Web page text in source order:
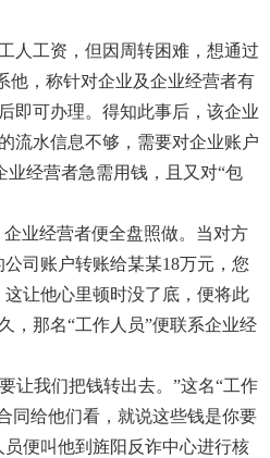
工资，但因周转困难，想通过
他，称针对企业及企业经营者有
即可办理。得知此事后，该企业
流水信息不够，需要对企业账户
业经营者急需用钱，且又对“包
业经营者便全盘照做。当对方
司账户转账给某某18万元，您
让他心里顿时没了底，便将此
，那名“工作人员”便联系企业经
让我们把钱转出去。”这名“工作
同给他们看，就说这些钱是你要
便叫他到旌阳反诈中心进行核